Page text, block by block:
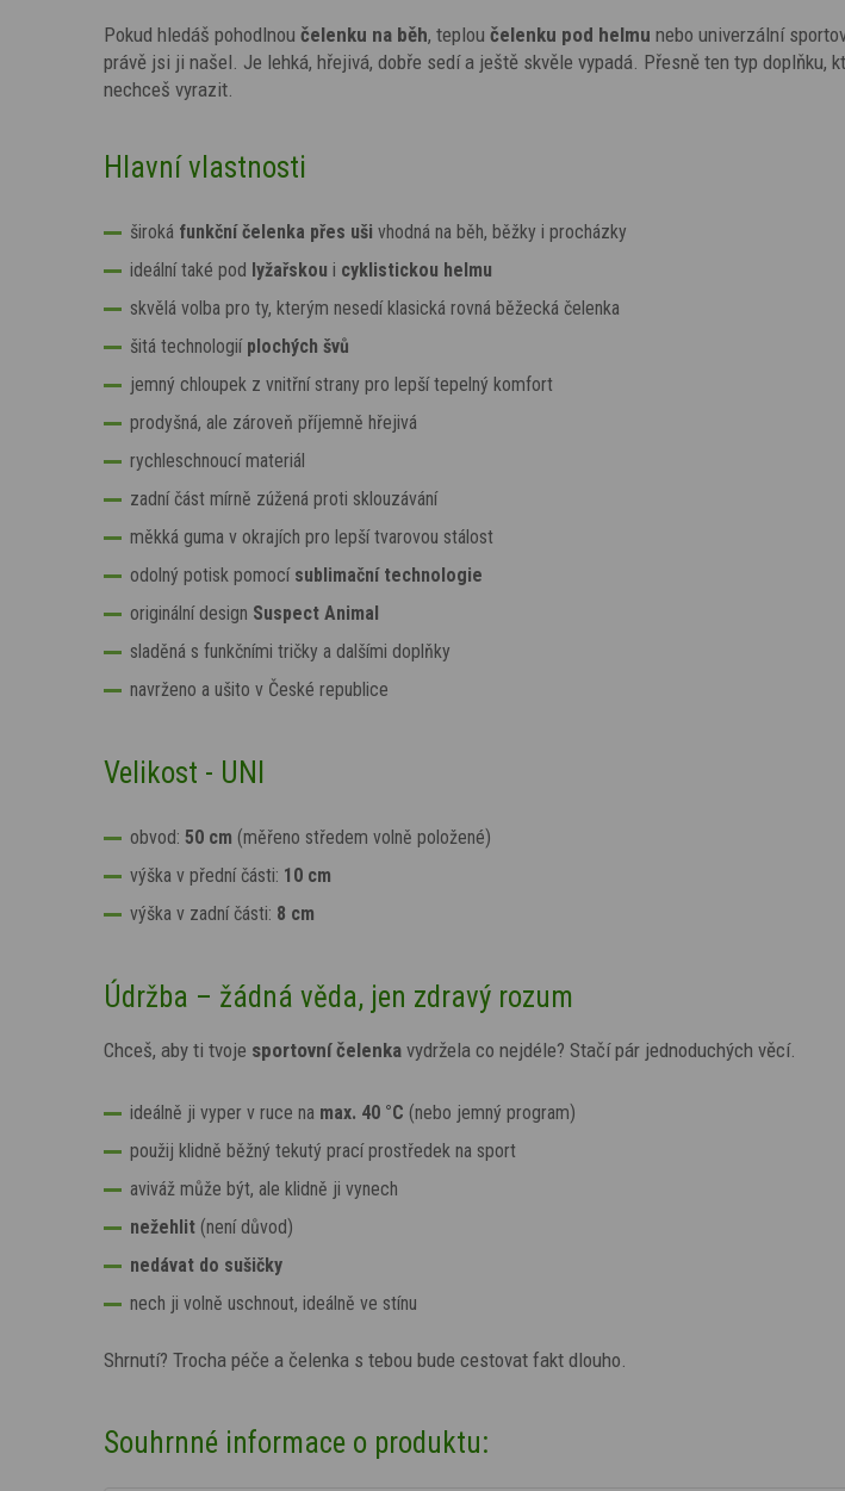
Pokud hledáš pohodlnou čelenku na běh, teplou čelenku pod helmu nebo univerzální
právě jsi ji našel. Je lehká, hřejivá, dobře sedí a ještě skvěle vypadá. Přesně ten typ doplňku,
nechceš vyrazit.
Hlavní vlastnosti
široká funkční čelenka přes uši vhodná na běh, běžky i procházky
ideální také pod lyžařskou i cyklistickou helmu
skvělá volba pro ty, kterým nesedí klasická rovná běžecká čelenka
šitá technologií plochých švů
jemný chloupek z vnitřní strany pro lepší tepelný komfort
prodyšná, ale zároveň příjemně hřejivá
rychleschnoucí materiál
zadní část mírně zúžená proti sklouzávání
měkká guma v okrajích pro lepší tvarovou stálost
odolný potisk pomocí sublimační technologie
originální design Suspect Animal
sladěná s funkčními tričky a dalšími doplňky
navrženo a ušito v České republice
Velikost - UNI
obvod: 50 cm (měřeno středem volně položené)
výška v přední části: 10 cm
výška v zadní části: 8 cm
Údržba – žádná věda, jen zdravý rozum
Chceš, aby ti tvoje sportovní čelenka vydržela co nejdéle? Stačí pár jednoduchých věcí.
ideálně ji vyper v ruce na max. 40 °C (nebo jemný program)
použij klidně běžný tekutý prací prostředek na sport
aviváž může být, ale klidně ji vynech
nežehlit (není důvod)
nedávat do sušičky
nech ji volně uschnout, ideálně ve stínu
Shrnutí? Trocha péče a čelenka s tebou bude cestovat fakt dlouho.
Souhrnné informace o produktu: